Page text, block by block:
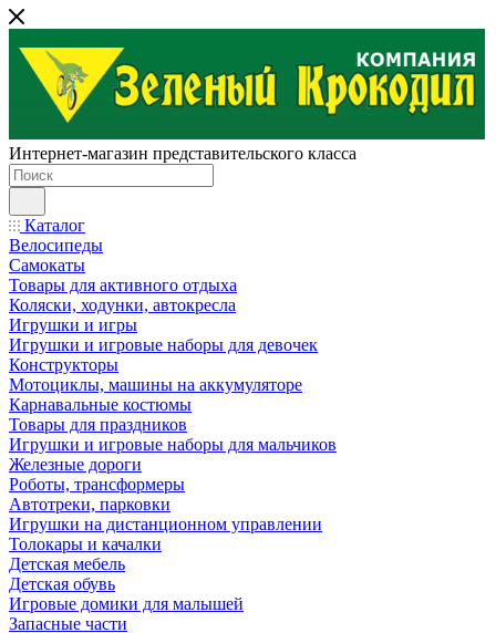
Интернет-магазин представительского класса
Каталог
Велосипеды
Самокаты
Товары для активного отдыха
Коляски, ходунки, автокресла
Игрушки и игры
Игрушки и игровые наборы для девочек
Конструкторы
Мотоциклы, машины на аккумуляторе
Карнавальные костюмы
Товары для праздников
Игрушки и игровые наборы для мальчиков
Железные дороги
Роботы, трансформеры
Автотреки, парковки
Игрушки на дистанционном управлении
Толокары и качалки
Детская мебель
Детская обувь
Игровые домики для малышей
Запасные части